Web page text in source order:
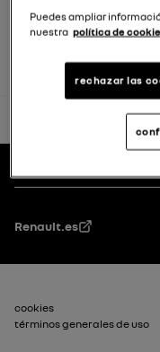
15/09/2025
Pie de página
Renault.es
Pie de página_2
cookies
términos generales de uso
Puedes ampliar
nuestra política de
rechazar las